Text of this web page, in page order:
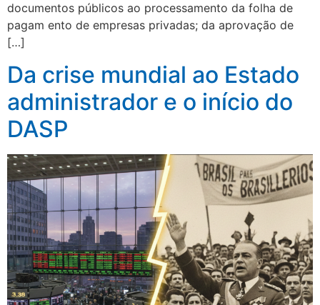
documentos públicos ao processamento da folha de
pagam ento de empresas privadas; da aprovação de
[…]
Da crise mundial ao Estado
administrador e o início do
DASP